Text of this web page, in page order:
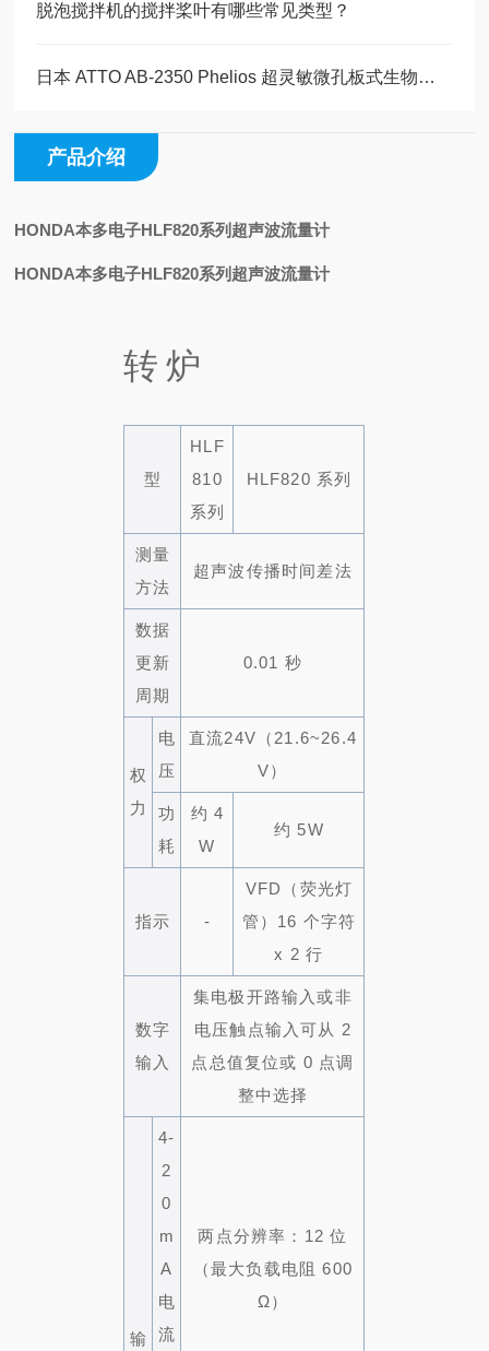
脱泡搅拌机的搅拌桨叶有哪些常见类型？
日本 ATTO AB-2350 Phelios 超灵敏微孔板式生物化学发光仪产品介绍
产品介绍
HONDA本多电子HLF820系列超声波流量计
HONDA本多电子HLF820系列超声波流量计
转炉
型
HLF
810
系列
HLF820 系列
测量
方法
超声波传播时间差法
数据
更新
周期
0.01 秒
权
力
电
压
直流24V（21.6~26.4
V）
功
耗
约 4
W
约 5W
指示 -
VFD（荧光灯
管）16 个字符
x 2 行
数字
输入
集电极开路输入或非
电压触点输入可从 2
点 总值复位或 0 点调
整中选择
输
4-
2
0
m
A
电
流
两点分辨率：12 位
（最大负载电阻 600
Ω）